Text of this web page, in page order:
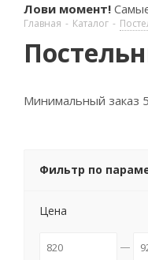
Лови момент!
Главная - Каталог -
Минимальный заказ
Фильтр по
Цена